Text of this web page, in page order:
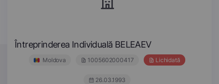
Întreprinderea Individuală BELEAEV
Moldova 1005602000417 Lichidată
26.03.1993